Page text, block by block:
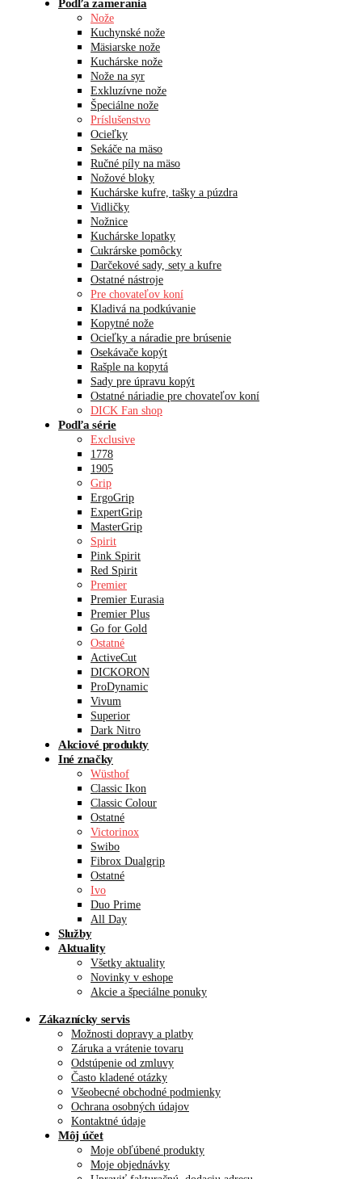
Podľa zamerania
Nože
Kuchynské nože
Mäsiarske nože
Kuchárske nože
Nože na syr
Exkluzívne nože
Špeciálne nože
Príslušenstvo
Ocieľky
Sekáče na mäso
Ručné píly na mäso
Nožové bloky
Kuchárske kufre, tašky a púzdra
Vidličky
Nožnice
Kuchárske lopatky
Cukrárske pomôcky
Darčekové sady, sety a kufre
Ostatné nástroje
Pre chovateľov koní
Kladivá na podkúvanie
Kopytné nože
Ocieľky a náradie pre brúsenie
Osekávače kopýt
Rašple na kopytá
Sady pre úpravu kopýt
Ostatné náriadie pre chovateľov koní
DICK Fan shop
Podľa série
Exclusive
1778
1905
Grip
ErgoGrip
ExpertGrip
MasterGrip
Spirit
Pink Spirit
Red Spirit
Premier
Premier Eurasia
Premier Plus
Go for Gold
Ostatné
ActiveCut
DICKORON
ProDynamic
Vivum
Superior
Dark Nitro
Akciové produkty
Iné značky
Wüsthof
Classic Ikon
Classic Colour
Ostatné
Victorinox
Swibo
Fibrox Dualgrip
Ostatné
Ivo
Duo Prime
All Day
Služby
Aktuality
Všetky aktuality
Novinky v eshope
Akcie a špeciálne ponuky
Zákaznícky servis
Možnosti dopravy a platby
Záruka a vrátenie tovaru
Odstúpenie od zmluvy
Často kladené otázky
Všeobecné obchodné podmienky
Ochrana osobných údajov
Kontaktné údaje
Môj účet
Moje obľúbené produkty
Moje objednávky